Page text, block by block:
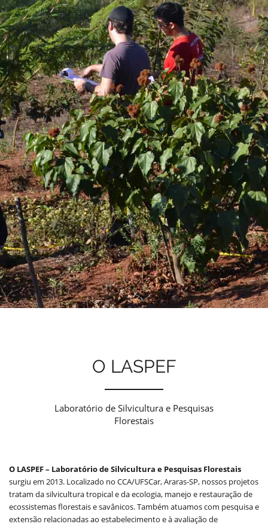
O LASPEF
Laboratório de Silvicultura e Pesquisas
Florestais
O LASPEF – Laboratório de Silvicultura e Pesquisas Florestais
surgiu em 2013. Localizado no CCA/UFSCar, Araras-SP, nossos projetos
tratam da silvicultura tropical e da ecologia, manejo e restauração de
ecossistemas florestais e savânicos. Também atuamos com pesquisa e
extensão relacionadas ao estabelecimento e à avaliação de